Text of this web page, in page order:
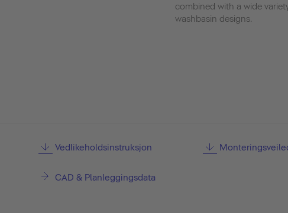
combined with a wide
washbasin designs.
Vedlikeholdsinstruksjon
CAD & Planleggingsdata